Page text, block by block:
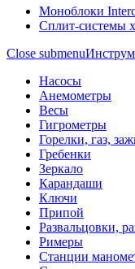
Моноблоки
Сплит-системы
Close submenu
Насосы
Анемометры
Весы
Гигрометры
Горелки, газ,
Гребенки
Зеркало
Карандаши
Ключи
Припой
Развальцовки,
Римеры
Станции